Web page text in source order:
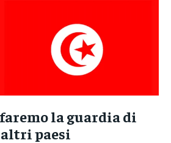
la guardia di
paesi